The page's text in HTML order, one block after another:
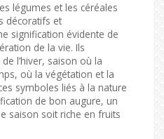
légumes et les céréales
décoratifs et
signification évidente de
de la vie. Ils
l’hiver, saison où la
où la végétation et la
symboles liés à la nature
de bon augure, un
saison soit riche en fruits